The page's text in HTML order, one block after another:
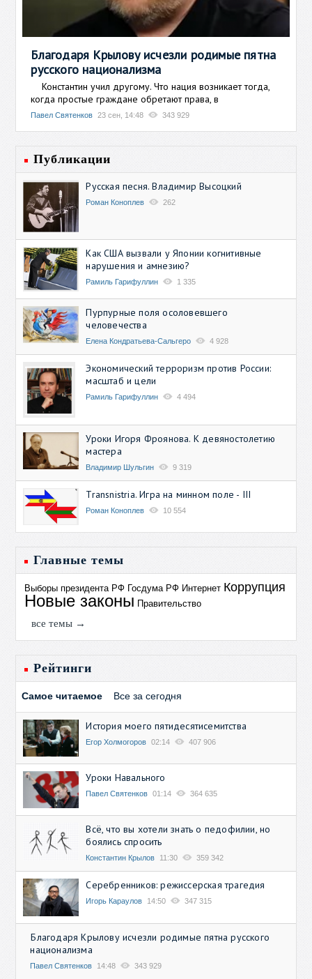
Благодаря Крылову исчезли родимые пятна
русского национализма
Константин учил другому. Что нация возникает тогда,
когда простые граждане обретают права, в
Павел Святенков 23 сен, 14:48 343 929
Публикации
Русская песня. Владимир Высоцкий
Роман Коноплев 262
Как США вызвали у Японии когнитивные
нарушения и амнезию?
Рамиль Гарифуллин 1 335
Пурпурные поля осоловевшего
человечества
Елена Кондратьева-Сальгеро 4 928
Экономический терроризм против России:
масштаб и цели
Рамиль Гарифуллин 4 494
Уроки Игоря Фроянова. К девяностолетию
мастера
Владимир Шульгин 9 319
Transnistria. Игра на минном поле - III
Роман Коноплев 10 554
Главные темы
Выборы президента РФ Госдума РФ Интернет Коррупция
Новые законы Правительство
все темы →
Рейтинги
Самое читаемое Все за сегодня
История моего пятидесятисемитства
Егор Холмогоров 02:14 407 906
Уроки Навального
Павел Святенков 01:14 364 635
Всё, что вы хотели знать о педофилии, но
боялись спросить
Константин Крылов 11:30 359 342
Серебренников: режиссерская трагедия
Игорь Караулов 14:50 347 315
Благодаря Крылову исчезли родимые пятна русского
национализма
Павел Святенков 14:48 343 929